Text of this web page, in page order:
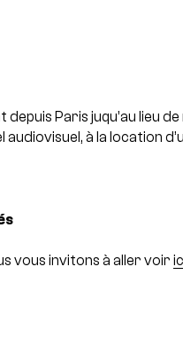
Paris juqu’au lieu de
à la location
vous invitons à aller voir